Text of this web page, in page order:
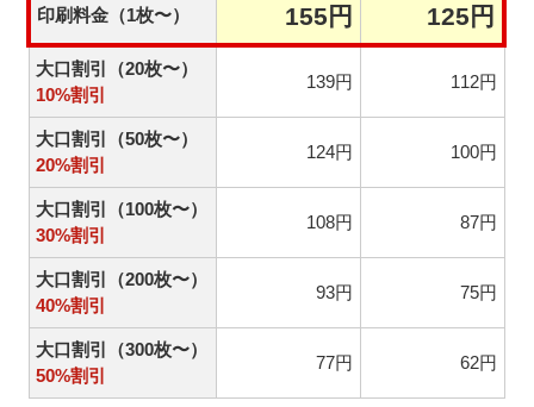
印刷料金（1枚〜） 155円 125円
大口割引（20枚〜）
10%割引
139円 112円
大口割引（50枚〜）
20%割引
124円 100円
大口割引（100枚〜）
30%割引
108円 87円
大口割引（200枚〜）
40%割引
93円 75円
大口割引（300枚〜）
50%割引
77円 62円